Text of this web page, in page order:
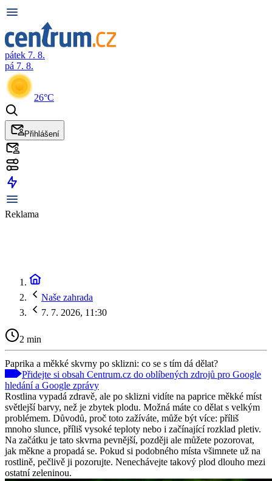
pátek 7. 8.
pá 7. 8.
26°C
Přihlášení
Reklama
Naše zahrada
7. 7. 2026, 11:30
2 min
Paprika a měkké skvrny po sklizni: co se s tím dá dělat?
Přidejte si obsah Centrum.cz do oblíbených zdrojů pro Google
hledání a Google zprávy
Rostlina vypadá zdravě, ale po sklizni vidíte na paprice měkké míst
světlejší barvy, než je zbytek plodu. Možná máte co dělat s velkým
problémem. Důvodů, proč toto zažíváte, může být více: příliš
mnoho slunce, příliš vysoké teploty nebo i začínající rozklad pletiv.
Na začátku je tato skvrna pevnější, později ale můžete pozorovat,
jak měkne a propadá se. Pokud si podobného místa všimnete už na
rostlině, pečlivě ji pozorujte. Nenechávejte takový plod dlouho mezi
ostatní zeleninou.